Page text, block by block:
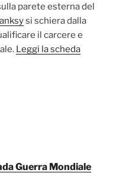
parete esterna del
si schiera dalla
il carcere e
Leggi la scheda
Guerra Mondiale